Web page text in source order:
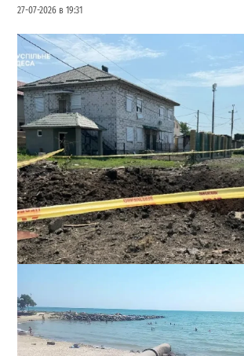
27-07-2026 в 19:31
газопровід високого тиску
04-08-2026 в 16:14
ВИБІР РЕДАКЦІЇ